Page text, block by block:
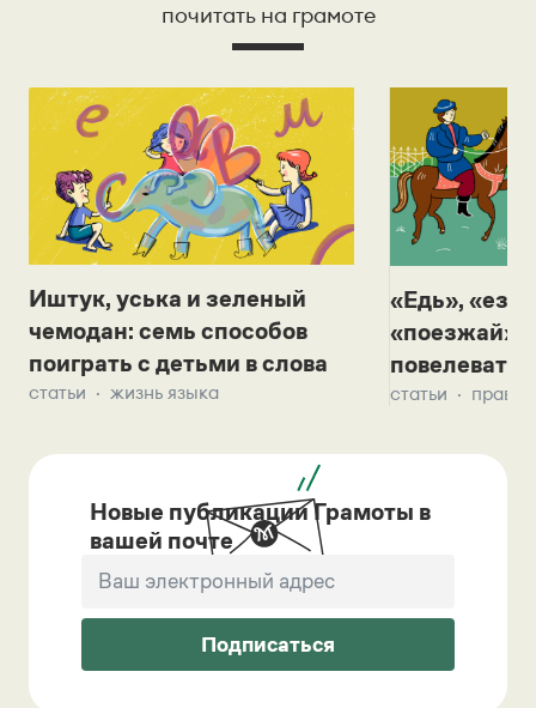
почитать на грамоте
Иштук, уська и зеленый
чемодан: семь способов
поиграть с детьми в слова
статьи жизнь языка
«Едь»,
«поезжай»?
повелевать
статьи
Новые публикации Грамоты в
вашей почте
Подписаться